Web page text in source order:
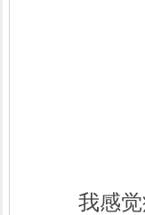
我感觉疫